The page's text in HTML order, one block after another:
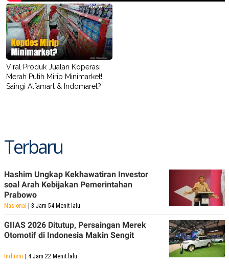
Viral Produk Jualan Koperasi
Merah Putih Mirip Minimarket!
Saingi Alfamart & Indomaret?
Terbaru
Hashim Ungkap Kekhawatiran Investor
soal Arah Kebijakan Pemerintahan
Prabowo
Nasional | 3 Jam 54 Menit lalu
GIIAS 2026 Ditutup, Persaingan Merek
Otomotif di Indonesia Makin Sengit
Industri | 4 Jam 22 Menit lalu